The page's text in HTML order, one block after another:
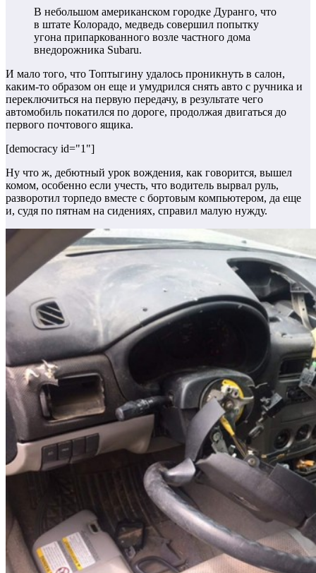
В небольшом американском городке Дуранго, что
в штате Колорадо, медведь совершил попытку
угона припаркованного возле частного дома
внедорожника Subaru.
И мало того, что Топтыгину удалось проникнуть в салон,
каким-то образом он еще и умудрился снять авто с ручника и
переключиться на первую передачу, в результате чего
автомобиль покатился по дороге, продолжая двигаться до
первого почтового ящика.
[democracy id="1"]
Ну что ж, дебютный урок вождения, как говорится, вышел
комом, особенно если учесть, что водитель вырвал руль,
разворотил торпедо вместе с бортовым компьютером, да еще
и, судя по пятнам на сидениях, справил малую нужду.